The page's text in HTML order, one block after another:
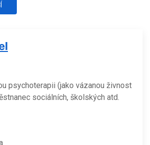
psychoterapii (jako vázanou živnost
sociálních, školských atd.